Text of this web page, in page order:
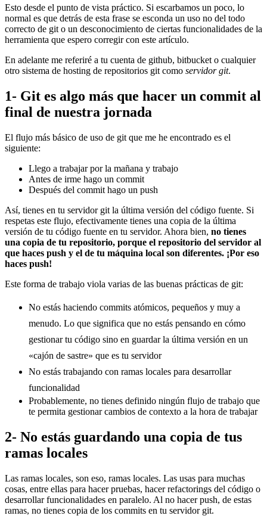
Esto desde el punto de vista práctico. Si escarbamos un poco, lo
normal es que detrás de esta frase se esconda un uso no del todo
correcto de git o un desconocimiento de ciertas funcionalidades de la
herramienta que espero corregir con este artículo.
En adelante me referiré a tu cuenta de github, bitbucket o cualquier
otro sistema de hosting de repositorios git como servidor git.
1- Git es algo más que hacer un commit al
final de nuestra jornada
El flujo más básico de uso de git que me he encontrado es el
siguiente:
Llego a trabajar por la mañana y trabajo
Antes de irme hago un commit
Después del commit hago un push
Así, tienes en tu servidor git la última versión del código fuente. Si
respetas este flujo, efectivamente tienes una copia de la última
versión de tu código fuente en tu servidor. Ahora bien, no tienes
una copia de tu repositorio, porque el repositorio del servidor al
que haces push y el de tu máquina local son diferentes. ¡Por eso
haces push!
Este forma de trabajo viola varias de las buenas prácticas de git:
No estás haciendo commits atómicos, pequeños y muy a
menudo. Lo que significa que no estás pensando en cómo
gestionar tu código sino en guardar la última versión en un
«cajón de sastre» que es tu servidor
No estás trabajando con ramas locales para desarrollar
funcionalidad
Probablemente, no tienes definido ningún flujo de trabajo que
te permita gestionar cambios de contexto a la hora de trabajar
2- No estás guardando una copia de tus
ramas locales
Las ramas locales, son eso, ramas locales. Las usas para muchas
cosas, entre ellas para hacer pruebas, hacer refactorings del código o
desarrollar funcionalidades en paralelo. Al no hacer push, de estas
ramas, no tienes copia de los commits en tu servidor git.